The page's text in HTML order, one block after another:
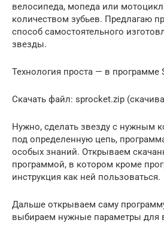
велосипеда, мопеда или
количеством зубьев. Предлагаю
способ самостоятельного
звезды.
Технология проста — в программе
Скачать файл: sprocket.zip
Нужно, сделать звезду с нужным
под определенную цепь,
особых знаний. Открываем
программой, в котором кроме
инструкция как ней пользоваться.
Дальше открываем саму
выбираем нужные параметры для